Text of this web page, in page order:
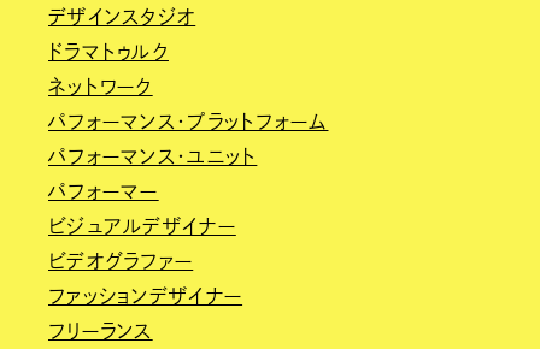
デザインスタジオ
ドラマトゥルク
ネットワーク
パフォーマンス・プラットフォーム
パフォーマンス・ユニット
パフォーマー
ビジュアルデザイナー
ビデオグラファー
ファッションデザイナー
フリーランス